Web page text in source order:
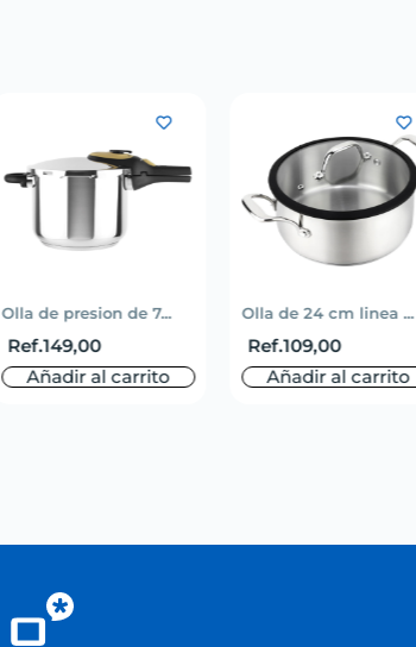
Olla de presion de 7...
Ref.149,00
Añadir al carrito
Olla de 24 cm linea ...
Ref.109,00
Añadir al carrito